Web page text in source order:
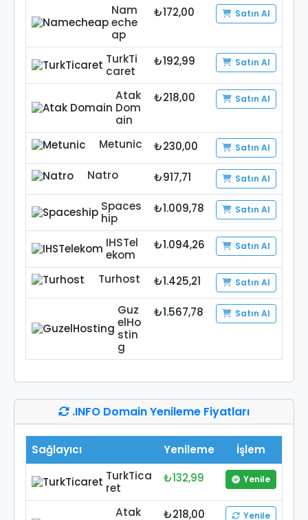
Nam
eche
ap
₺172,00 Satın Al
TurkTi
caret
₺192,99 Satın Al
Atak
Dom
ain
₺218,00 Satın Al
Metunic ₺230,00 Satın Al
Natro ₺917,71 Satın Al
Spaces
hip
₺1.009,78 Satın Al
IHSTel
ekom
₺1.094,26 Satın Al
Turhost ₺1.425,21 Satın Al
Guz
elHo
stin
g
₺1.567,78 Satın Al
.INFO Domain Yenileme Fiyatları
Sağlayıcı Yenileme
İşlem
TurkTica
ret
₺132,99 Yenile
Atak
₺218,00 Yenile